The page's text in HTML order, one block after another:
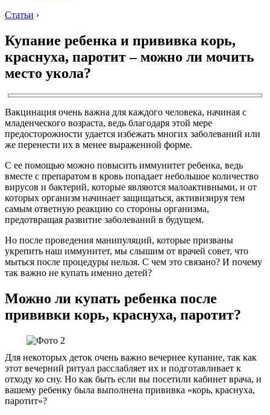
Статьи ›
Купание ребенка и прививка корь,
краснуха, паротит – можно ли мочить
место укола?
Вакцинация очень важна для каждого человека, начиная с
младенческого возраста, ведь благодаря этой мере
предосторожности удается избежать многих заболеваний или
же перенести их в менее выраженной форме.
С ее помощью можно повысить иммунитет ребенка, ведь
вместе с препаратом в кровь попадает небольшое количество
вирусов и бактерий, которые являются малоактивными, и от
которых организм начинает защищаться, активизируя тем
самым ответную реакцию со стороны организма,
предотвращая развитие заболеваний в будущем.
Но после проведения манипуляций, которые призваны
укрепить наш иммунитет, мы слышим от врачей совет, что
мыться после процедуры нельзя. С чем это связано? И почему
так важно не купать именно детей?
Можно ли купать ребенка после
прививки корь, краснуха, паротит?
Для некоторых деток очень важно вечернее купание, так как
этот вечерний ритуал расслабляет их и подготавливает к
отходу ко сну. Но как быть если вы посетили кабинет врача, и
вашему ребенку была выполнена прививка «корь, краснуха,
паротит»?